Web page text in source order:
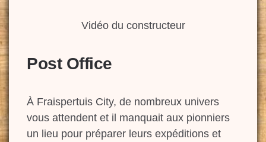
Vidéo du constructeur
Post Office
À Fraispertuis City, de nombreux univers
vous attendent et il manquait aux pionniers
un lieu pour préparer leurs expéditions et